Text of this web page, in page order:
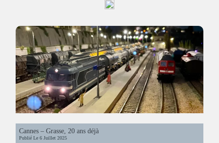
Cannes – Grasse, 20 ans déjà
Publié Le6 Juillet 2025